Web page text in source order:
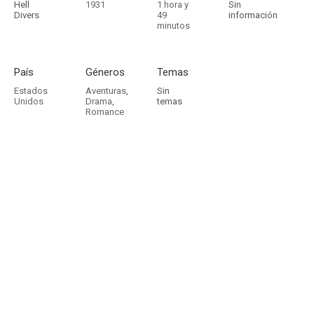
Hell
Divers
1931
1 hora y
49
minutos
Sin
información
País
Estados
Unidos
Géneros
Aventuras,
Drama,
Romance
Temas
Sin
temas